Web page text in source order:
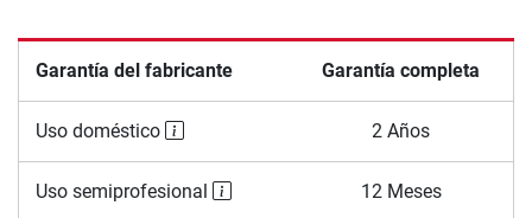
Garantía del fabricante Garantía completa
Uso doméstico 2 Años
Uso semiprofesional 12 Meses